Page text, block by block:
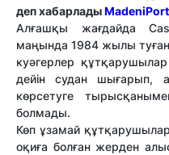
деп хабарлады
Алғашқы жағдайда
маңында 1984 жылы
куәгерлер
дейін судан шығарып,
көрсетуге
болмады.
Көп ұзамай
оқиға болған жерден